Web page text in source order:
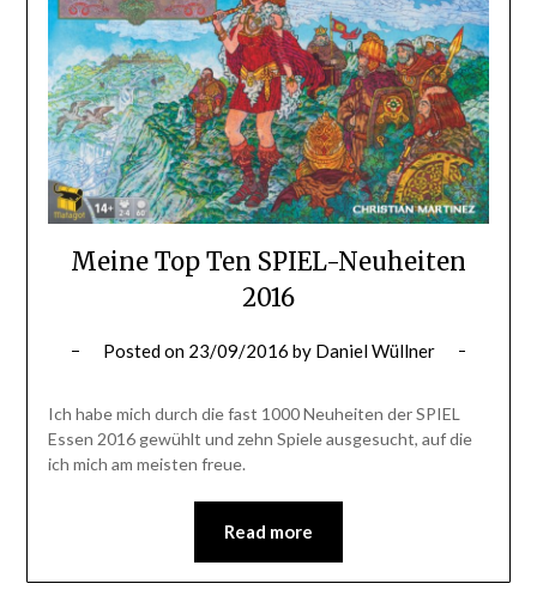
Meine Top Ten SPIEL-Neuheiten
2016
Posted on 23/09/2016 by Daniel Wüllner
Ich habe mich durch die fast 1000 Neuheiten der SPIEL
Essen 2016 gewühlt und zehn Spiele ausgesucht, auf die
ich mich am meisten freue.
Read more